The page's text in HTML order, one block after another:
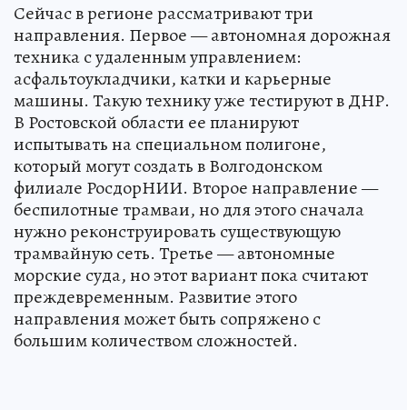
Сейчас в регионе рассматривают три
направления. Первое — автономная дорожная
техника с удаленным управлением:
асфальтоукладчики, катки и карьерные
машины. Такую технику уже тестируют в ДНР.
В Ростовской области ее планируют
испытывать на специальном полигоне,
который могут создать в Волгодонском
филиале РосдорНИИ. Второе направление —
беспилотные трамваи, но для этого сначала
нужно реконструировать существующую
трамвайную сеть. Третье — автономные
морские суда, но этот вариант пока считают
преждевременным. Развитие этого
направления может быть сопряжено с
большим количеством сложностей.